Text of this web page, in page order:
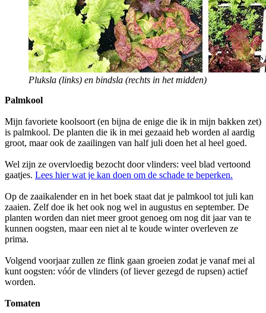
Pluksla (links) en bindsla (rechts in het midden)
Palmkool
Mijn favoriete koolsoort (en bijna de enige die ik in mijn bakken zet)
is palmkool. De planten die ik in mei gezaaid heb worden al aardig
groot, maar ook de zaailingen van half juli doen het al heel goed.
Wel zijn ze overvloedig bezocht door vlinders: veel blad vertoond
gaatjes. Lees hier wat je kan doen om de schade te beperken.
Op de zaaikalender en in het boek staat dat je palmkool tot juli kan
zaaien. Zelf doe ik het ook nog wel in augustus en september. De
planten worden dan niet meer groot genoeg om nog dit jaar van te
kunnen oogsten, maar een niet al te koude winter overleven ze
prima.
Volgend voorjaar zullen ze flink gaan groeien zodat je vanaf mei al
kunt oogsten: vóór de vlinders (of liever gezegd de rupsen) actief
worden.
Tomaten